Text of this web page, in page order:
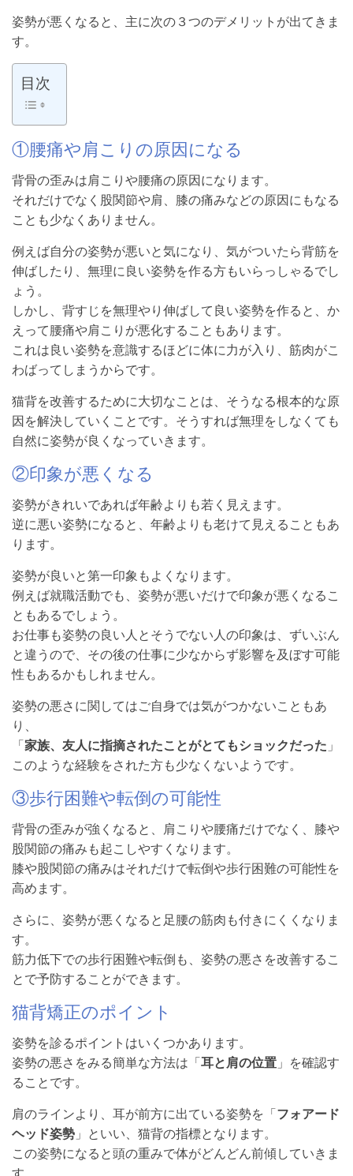
姿勢が悪くなると、主に次の３つのデメリットが出てきま
す。
目次
①腰痛や肩こりの原因になる
背骨の歪みは肩こりや腰痛の原因になります。
それだけでなく股関節や肩、膝の痛みなどの原因にもなる
ことも少なくありません。
例えば自分の姿勢が悪いと気になり、気がついたら背筋を
伸ばしたり、無理に良い姿勢を作る方もいらっしゃるでし
ょう。
しかし、背すじを無理やり伸ばして良い姿勢を作ると、か
えって腰痛や肩こりが悪化することもあります。
これは良い姿勢を意識するほどに体に力が入り、筋肉がこ
わばってしまうからです。
猫背を改善するために大切なことは、そうなる根本的な原
因を解決していくことです。そうすれば無理をしなくても
自然に姿勢が良くなっていきます。
②印象が悪くなる
姿勢がきれいであれば年齢よりも若く見えます。
逆に悪い姿勢になると、年齢よりも老けて見えることもあ
ります。
姿勢が良いと第一印象もよくなります。
例えば就職活動でも、姿勢が悪いだけで印象が悪くなるこ
ともあるでしょう。
お仕事も姿勢の良い人とそうでない人の印象は、ずいぶん
と違うので、その後の仕事に少なからず影響を及ぼす可能
性もあるかもしれません。
姿勢の悪さに関してはご自身では気がつかないこともあ
り、
「家族、友人に指摘されたことがとてもショックだった 」
このような経験をされた方も少なくないようです。
③歩行困難や転倒の可能性
背骨の歪みが強くなると、肩こりや腰痛だけでなく、膝や
股関節の痛みも起こしやすくなります。
膝や股関節の痛みはそれだけで転倒や歩行困難の可能性を
高めます。
さらに、姿勢が悪くなると足腰の筋肉も付きにくくなりま
す。
筋力低下での歩行困難や転倒も、姿勢の悪さを改善するこ
とで予防することができます。
猫背矯正のポイント
姿勢を診るポイントはいくつかあります。
姿勢の悪さをみる簡単な方法は「耳と肩の位置 」を確認す
ることです。
肩のラインより、耳が前方に出ている姿勢を「フォアード
ヘッド姿勢 」といい、猫背の指標となります。
この姿勢になると頭の重みで体がどんどん前傾していきま